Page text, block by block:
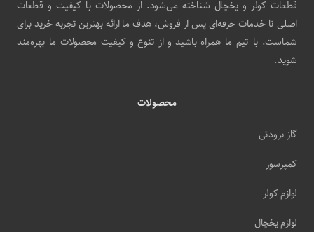
قطعات کولر و یخچال شناخته می‌شود. از محصولات با کیفیت و قطعات
اصلی تا خدمات حرفه‌ای پس از فروش، هدف ما ارائه بهترین تجربه خرید برای
شماست. با تیم ما همراه باشید و از تنوع و کیفیت محصولات ما بهره‌مند
شوید.
محصولات
گاز برودتی
کمپرسور
لوازم کولر
لوازم یخچال